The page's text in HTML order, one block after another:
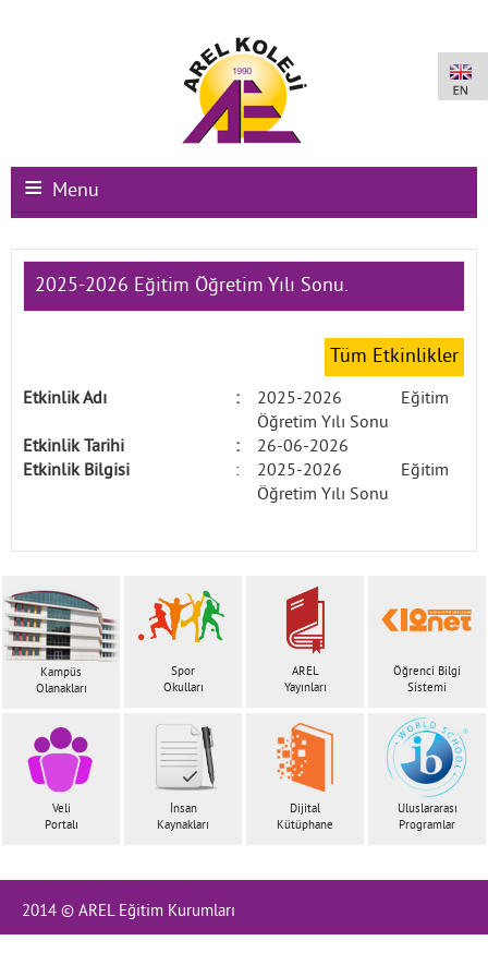
Menu
Kurumsal
Kayıt-Kabul
2025-2026 Eğitim Öğretim Yılı Sonu.
Tüm Etkinlikler
Etkinlik Adı :
2025-2026 Eğitim
Öğretim Yılı Sonu
Etkinlik Tarihi
:
26-06-2026
Etkinlik Bilgisi
:
2025-2026 Eğitim
Öğretim Yılı Sonu
Kampüs
Olanakları
Spor
Okulları
AREL
Yayınları
Öğrenci Bilgi
Sistemi
Veli
Portalı
İnsan
Kaynakları
Dijital
Kütüphane
Uluslararası
Programlar
2014 © AREL Eğitim Kurumları